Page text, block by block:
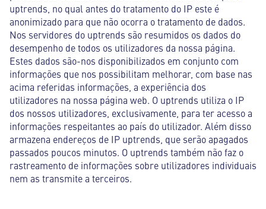
uptrends, no qual antes do tratamento do IP este é
anonimizado para que não ocorra o tratamento de dados.
Nos servidores do uptrends são resumidos os dados do
desempenho de todos os utilizadores da nossa página.
Estes dados são-nos disponibilizados em conjunto com
informações que nos possibilitam melhorar, com base nas
acima referidas informações, a experiência dos
utilizadores na nossa página web. O uptrends utiliza o IP
dos nossos utilizadores, exclusivamente, para ter acesso a
informações respeitantes ao país do utilizador. Além disso
armazena endereços de IP uptrends, que serão apagados
passados poucos minutos. O uptrends também não faz o
rastreamento de informações sobre utilizadores individuais
nem as transmite a terceiros.